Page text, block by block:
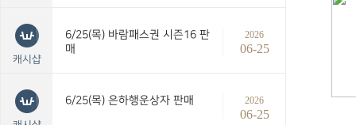
캐시샵
6/25(목) 바람패스권 시즌16 판
매
2026
06-25
6/25(목) 은하행운상자 판매 2026
06-25